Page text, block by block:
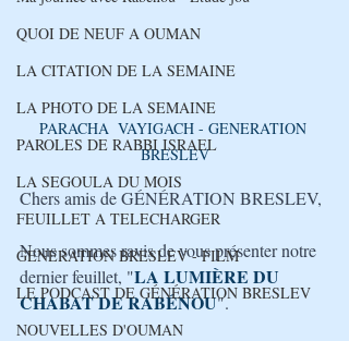
QUOI DE NEUF A OUMAN
LA CITATION DE LA SEMAINE
LA PHOTO DE LA SEMAINE
PAROLES DE RABBI ISRAEL
LA SEGOULA DU MOIS
FEUILLET A TELECHARGER
GENERATION BRESLEV - FILM
LE PODCAST DE GÉNÉRATION BRESLEV
NOUVELLES D'OUMAN
PARACHA  VAYIGACH - GENERATION
BRESLEV
Chers amis de GÉNÉRATION BRESLEV,
Nous sommes ravis de vous présenter notre
dernier feuillet, "LA LUMIÈRE DU
CHABAT DE RABÉNOU".